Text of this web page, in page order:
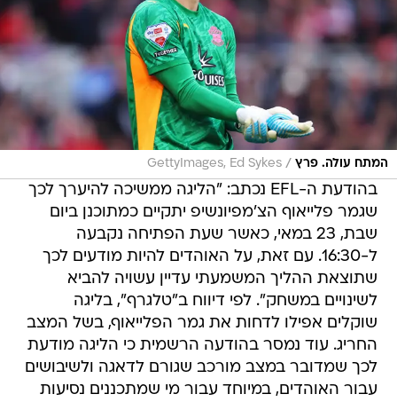
המתח עולה. פרץ /
GettyImages, Ed Sykes
בהודעת ה-EFL נכתב: "הליגה ממשיכה להיערך לכך
שגמר פלייאוף הצ'מפיונשיפ יתקיים כמתוכנן ביום
שבת, 23 במאי, כאשר שעת הפתיחה נקבעה
ל-16:30. עם זאת, על האוהדים להיות מודעים לכך
שתוצאת ההליך המשמעתי עדיין עשויה להביא
לשינויים במשחק". לפי דיווח ב"טלגרף", בליגה
שוקלים אפילו לדחות את גמר הפלייאוף, בשל המצב
החריג. עוד נמסר בהודעה הרשמית כי הליגה מודעת
לכך שמדובר במצב מורכב שגורם לדאגה ולשיבושים
עבור האוהדים, במיוחד עבור מי שמתכננים נסיעות